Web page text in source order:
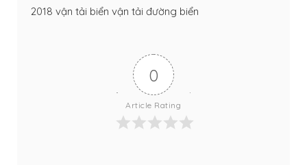
2018 vận tải biển vận tải đường biển
0
Article Rating